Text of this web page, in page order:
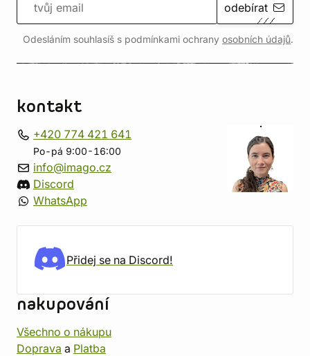
odebírat
Odesláním souhlasíš s podmínkami ochrany osobních údajů.
kontakt
+420 774 421 641
Po-pá 9:00-16:00
info@imago.cz
Discord
WhatsApp
Přidej se na Discord!
nakupování
Všechno o nákupu
Doprava a Platba